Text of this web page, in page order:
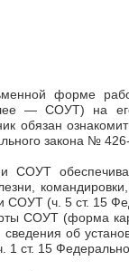
форме
― СОУТ) на
обязан
закона №
СОУТ
командировки,
СОУТ (ч. 5 ст. 15
СОУТ (форма
об
1 ст. 15